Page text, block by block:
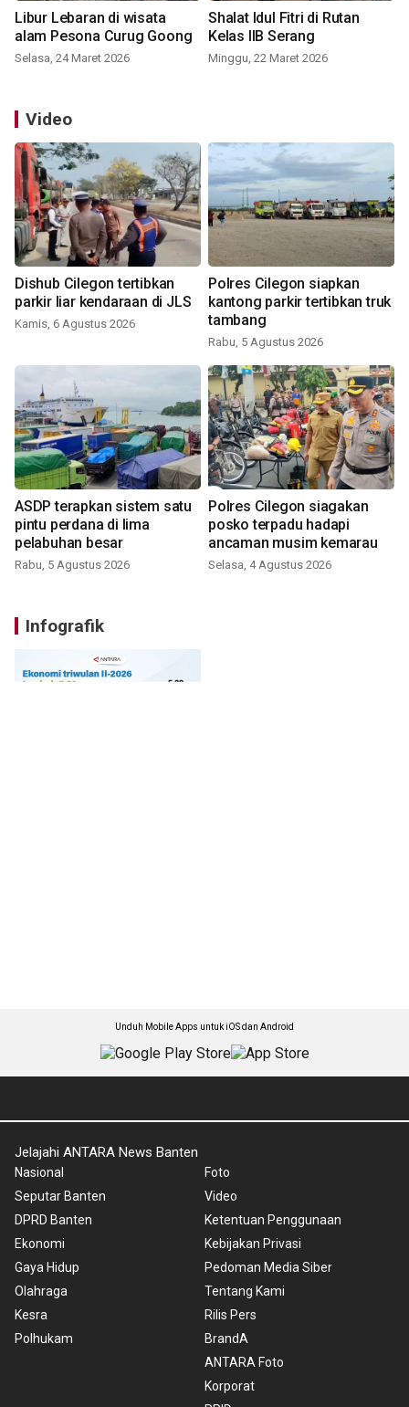
Libur Lebaran di wisata
alam Pesona Curug Goong
Selasa, 24 Maret 2026
Shalat Idul Fitri di Rutan
Kelas IIB Serang
Minggu, 22 Maret 2026
Video
Dishub Cilegon tertibkan
parkir liar kendaraan di JLS
Kamis, 6 Agustus 2026
Polres Cilegon siapkan
kantong parkir tertibkan truk
tambang
Rabu, 5 Agustus 2026
ASDP terapkan sistem satu
pintu perdana di lima
pelabuhan besar
Rabu, 5 Agustus 2026
Polres Cilegon siagakan
posko terpadu hadapi
ancaman musim kemarau
Selasa, 4 Agustus 2026
Infografik
Unduh Mobile Apps untuk iOS dan Android
Jelajahi ANTARA News Banten
Nasional
Seputar Banten
DPRD Banten
Ekonomi
Gaya Hidup
Olahraga
Kesra
Polhukam
Foto
Video
Ketentuan Penggunaan
Kebijakan Privasi
Pedoman Media Siber
Tentang Kami
Rilis Pers
BrandA
ANTARA Foto
Korporat